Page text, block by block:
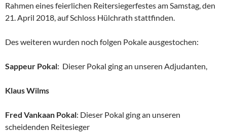
Rahmen eines feierlichen Reitersiegerfestes am Samstag, den
21. April 2018, auf Schloss Hülchrath stattfinden.
Des weiteren wurden noch folgen Pokale ausgestochen:
Sappeur Pokal: Dieser Pokal ging an unseren Adjudanten,
Klaus Wilms
Fred Vankaan Pokal: Dieser Pokal ging an unseren
scheidenden Reitesieger